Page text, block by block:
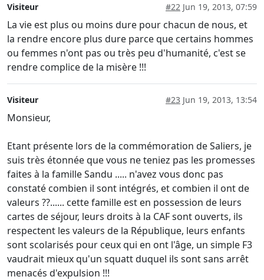
Visiteur #22 Jun 19, 2013, 07:59
La vie est plus ou moins dure pour chacun de nous, et
la rendre encore plus dure parce que certains hommes
ou femmes n'ont pas ou très peu d'humanité, c'est se
rendre complice de la misère !!!
Visiteur #23 Jun 19, 2013, 13:54
Monsieur,
Etant présente lors de la commémoration de Saliers, je
suis très étonnée que vous ne teniez pas les promesses
faites à la famille Sandu ..... n'avez vous donc pas
constaté combien il sont intégrés, et combien il ont de
valeurs ??...... cette famille est en possession de leurs
cartes de séjour, leurs droits à la CAF sont ouverts, ils
respectent les valeurs de la République, leurs enfants
sont scolarisés pour ceux qui en ont l'âge, un simple F3
vaudrait mieux qu'un squatt duquel ils sont sans arrêt
menacés d'expulsion !!!